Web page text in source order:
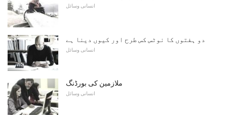
انسانی وسائل
دو ہفتوں کا نوٹس کس طرح اور کیوں دینا ہے
انسانی وسائل
ملازمین کی بورڈنگ
انسانی وسائل